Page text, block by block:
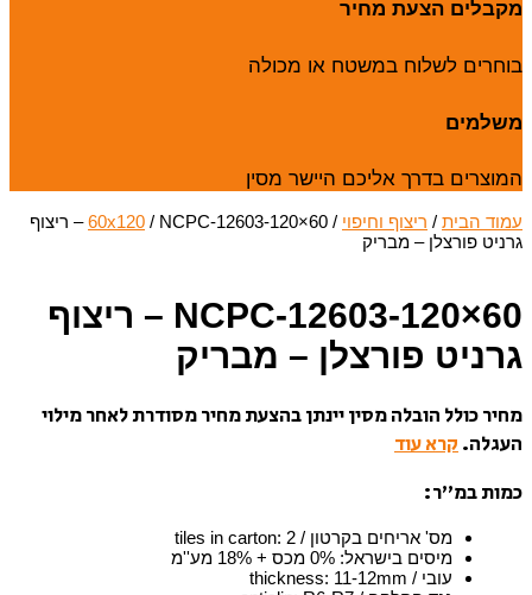
מקבלים הצעת מחיר
בוחרים לשלוח במשטח או מכולה
משלמים
המוצרים בדרך אליכם היישר מסין
עמוד הבית / ריצוף וחיפוי /
60x120/ NCPC-12603-120×60 – ריצוף
גרניט פורצלן – מבריק
NCPC-12603-120×60 – ריצוף
גרניט פורצלן – מבריק
מחיר כולל הובלה מסין יינתן בהצעת מחיר מסודרת לאחר מילוי
העגלה. קרא עוד
כמות במ”ר:
מס' אריחים בקרטון / tiles in carton : 2
מיסים בישראל: 0% מכס + 18% מע''מ
עובי / thickness
: 11-12mm